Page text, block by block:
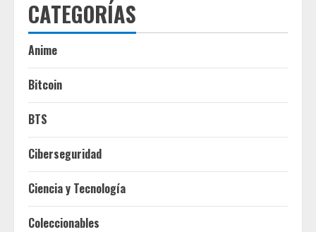
CATEGORÍAS
Anime
Bitcoin
BTS
Ciberseguridad
Ciencia y Tecnología
Coleccionables